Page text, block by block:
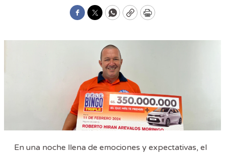
Facebook
TwitterWhatsApp
CopyPrint
En una noche llena de emociones y expectativas, el